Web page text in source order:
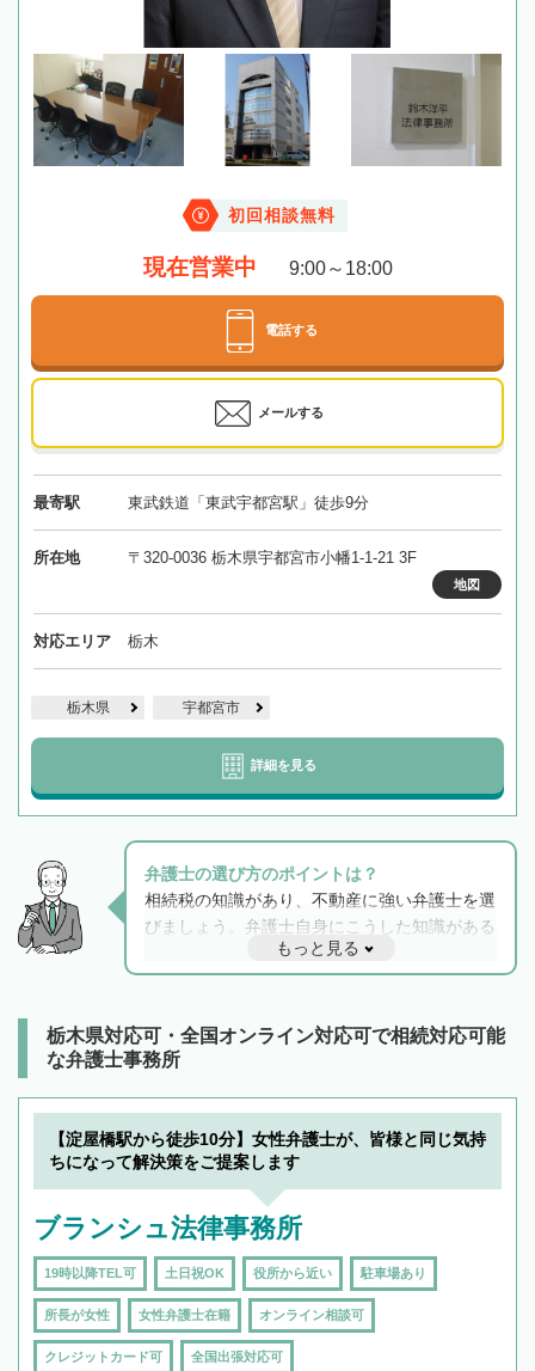
初回相談無料
現在営業中 9:00～18:00
電話する
メールする
最寄駅 東武鉄道「東武宇都宮駅」徒歩9分
所在地 〒320-0036 栃木県宇都宮市小幡1-1-21 3F
地図
対応エリア 栃木
栃木県 宇都宮市
詳細を見る
弁護士の選び方のポイントは？
相続税の知識があり、不動産に強い弁護士を選
びましょう。弁護士自身にこうした知識がある
と他士業との連携もスムーズに進み、トラブル
解決のみならず相続をトータルで任せることが
でフィーリングも重要です。実際に電話や面談
で複数の弁護士と会話をしてウマが合う方に依
もっと見る
栃木県対応可・全国オンライン対応可で相続対応可能
な弁護士事務所
【淀屋橋駅から徒歩10分】女性弁護士が、皆様と同じ気持
ちになって解決策をご提案します
ブランシュ法律事務所
19時以降TEL可 土日祝OK 役所から近い 駐車場あり
所長が女性 女性弁護士在籍 オンライン相談可
クレジットカード可 全国出張対応可